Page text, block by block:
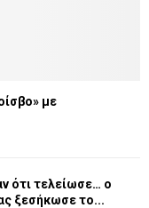
με
ότι τελείωσε… ο
ξεσήκωσε το...